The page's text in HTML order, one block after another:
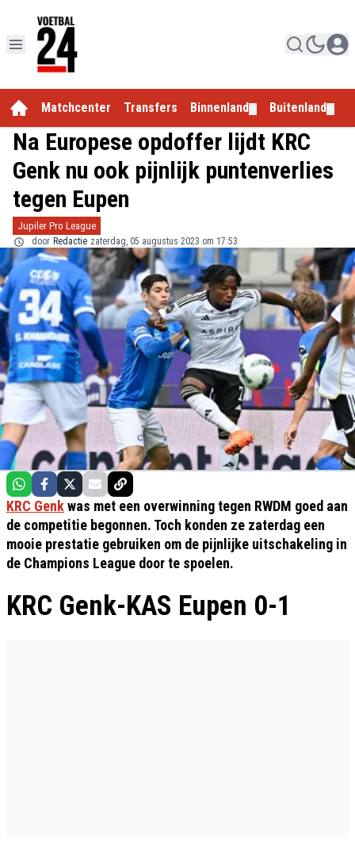
Matchcenter Transfers Binnenland Buitenland
Na Europese opdoffer lijdt KRC
Genk nu ook pijnlijk puntenverlies
tegen Eupen
Jupiler Pro League
door Redactie zaterdag, 05 augustus 2023 om 17:53
KRC Genkwas met een overwinning tegen RWDM goed aan
de competitie begonnen. Toch konden ze zaterdag een
mooie prestatie gebruiken om de pijnlijke uitschakeling in
de Champions League door te spoelen.
KRC Genk-KAS Eupen 0-1